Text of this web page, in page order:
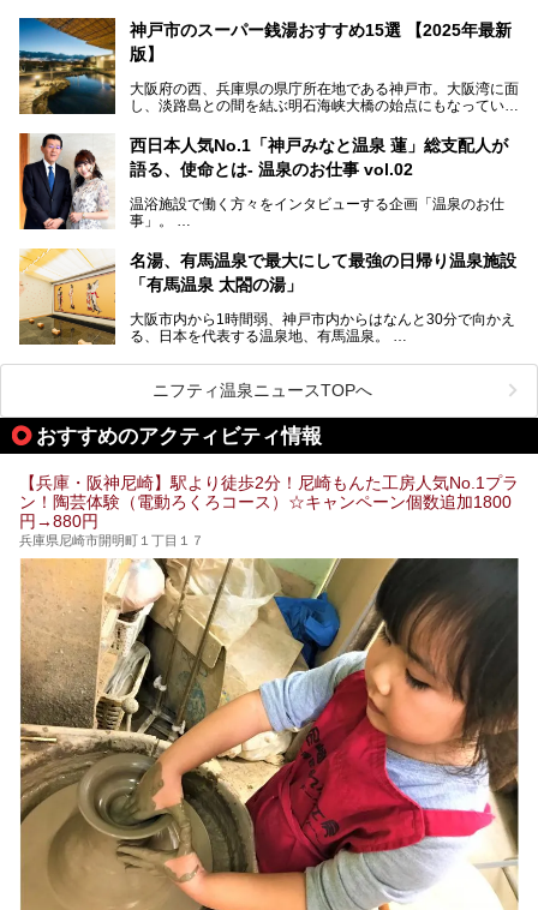
られています。鉄道の駅から温泉街が近く、歩いて回るのに
ちょうどよい規模で、日帰りでの訪問にもおすすめです。
の観光スポットをピックアップ。温泉やご当地グルメなどを
盛り込んだ日帰り観光モデルコースも紹介しているので、ぜ
神戸市のスーパー銭湯おすすめ15選 【2025年最新
版】
大阪府の西、兵庫県の県庁所在地である神戸市。大阪湾に面
し、淡路島との間を結ぶ明石海峡大橋の始点にもなっていま
華街をはじめ、きらびやかに発展したハーバーランドなど、
人気観光スポットもめじろ押しです。
そして、温泉好きの視点から見ると、神戸市といえば何とい
湯です。そのお湯をリーズナブルに体験できる健康ランドや
スーパー銭湯があったら……。今回はそんな希望に沿う施設
きます！
西日本人気No.1「神戸みなと温泉 蓮」総支配人が
語る、使命とは- 温泉のお仕事 vol.02
温浴施設で働く方々をインタビューする企画「温泉のお仕
事」。
ング西日本1位、2年連続「ベストオブ宿泊賞」に輝いた
「神戸みなと温泉 蓮」の魅力に迫りました！
名湯、有馬温泉で最大にして最強の日帰り温泉施設
「有馬温泉 太閤の湯」
大阪市内から1時間弱、神戸市内からはなんと30分で向かえ
る、日本を代表する温泉地、有馬温泉。
有名な「金泉」と「銀泉」に加え、人工のの炭酸泉まで楽し
める、ある意味「最強」ともいえる施設です。
今回は自慢のお湯をメインにその魅力の数々を紹介します！
ニフティ温泉ニュースTOPへ
おすすめのアクティビティ情報
【兵庫・阪神尼崎】駅より徒歩2分！尼崎もんた工房人気No.1プラ
ン！陶芸体験（電動ろくろコース）☆キャンペーン個数追加1800
円→880円
兵庫県尼崎市開明町１丁目１７